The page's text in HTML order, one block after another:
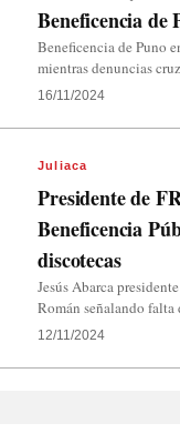
Beneficencia de
Beneficencia de Puno
mientras denuncias
16/11/2024
Juliaca
Presidente de
Beneficencia
discotecas
Jesús Abarca
Román señalando
12/11/2024